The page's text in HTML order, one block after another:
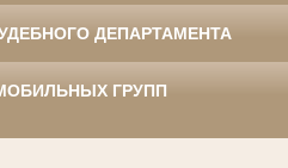
ДЕПАРТАМЕНТА
ГРУПП